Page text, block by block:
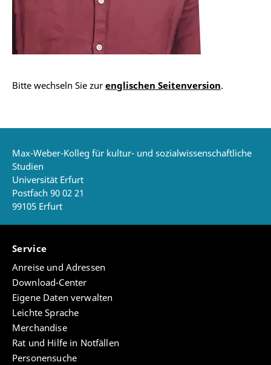
Bitte wechseln Sie zur englischen Seitenversion.
Max-Weber-Kolleg für kultur- und sozialwissenschaftliche
Studien
Universität Erfurt
Postfach 90 02 21
99105 Erfurt
Service
Anreise und Adressen
Download-Center
Eigene Daten verwalten
Leichte Sprache
Merchandise
Rat und Hilfe in Notfällen
Personensuche